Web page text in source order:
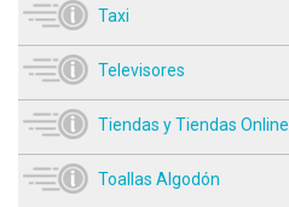
Taxi
Televisores
Tiendas y Tiendas Online
Toallas Algodón